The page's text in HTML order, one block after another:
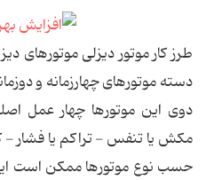
طرز کار موتور دیزلی موتورهای
دسته موتورهای چهارزمانه و
دوی این موتورها چهار عمل
مکش یا تنفس - تراکم یا فشار -
حسب نوع موتورها ممکن است